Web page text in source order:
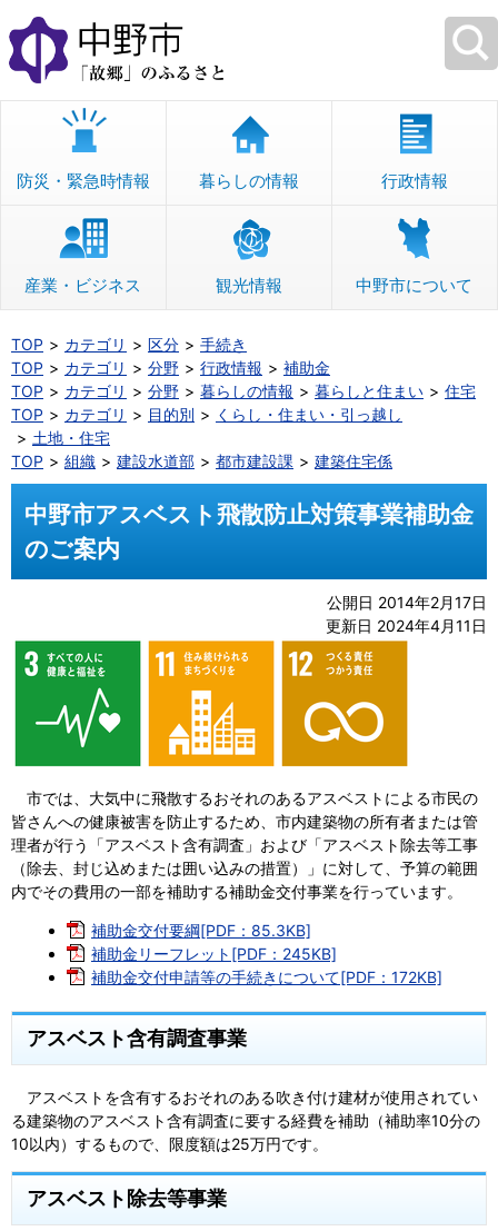
本
文
へ
移
防災・緊急時情報 暮らしの情報 行政情報
産業・ビジネス 観光情報 中野市について
TOP カテゴリ 区分
手続き
TOP
カテゴリ 分野 行政情報
補助金
TOP
カテゴリ 分野 暮らしの情報 暮らしと住まい
住宅
TOP
カテゴリ 目的別
くらし・住まい・引っ越し
土地・住宅
TOP
組織 建設水道部 都市建設課 建築住宅係
中野市アスベスト飛散防止対策事業補助金
のご案内
公開日 2014年2月17日
更新日 2024年4月11日
市では、大気中に飛散するおそれのあるアスベストによる市民の
皆さんへの健康被害を防止するため、市内建築物の所有者または管
理者が行う「アスベスト含有調査」および「アスベスト除去等工事
（除去、封じ込めまたは囲い込みの措置）」に対して、予算の範囲
内でその費用の一部を補助する補助金交付事業を行っています。
補助金交付要綱[PDF：85.3KB]
補助金リーフレット[PDF：245KB]
補助金交付申請等の手続きについて[PDF：172KB]
アスベスト含有調査事業
アスベストを含有するおそれのある吹き付け建材が使用されてい
る建築物のアスベスト含有調査に要する経費を補助（補助率10分の
10以内）するもので、限度額は25万円です。
アスベスト除去等事業